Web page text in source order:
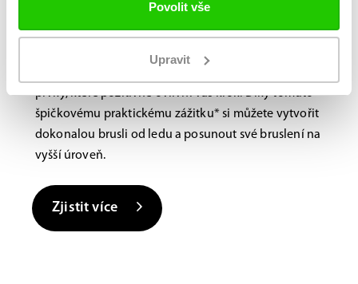
Povolit vše
Upravit
Laboratoř BAUER FitLab, navržená s důrazem na
výkon, využívá novou, nejmodernější technologii
prvky, které pozitivně ovlivní váš krok. Díky tomuto
špičkovému praktickému zážitku* si můžete vytvořit
dokonalou brusli od ledu a posunout své bruslení na
vyšší úroveň.
Zjistit více